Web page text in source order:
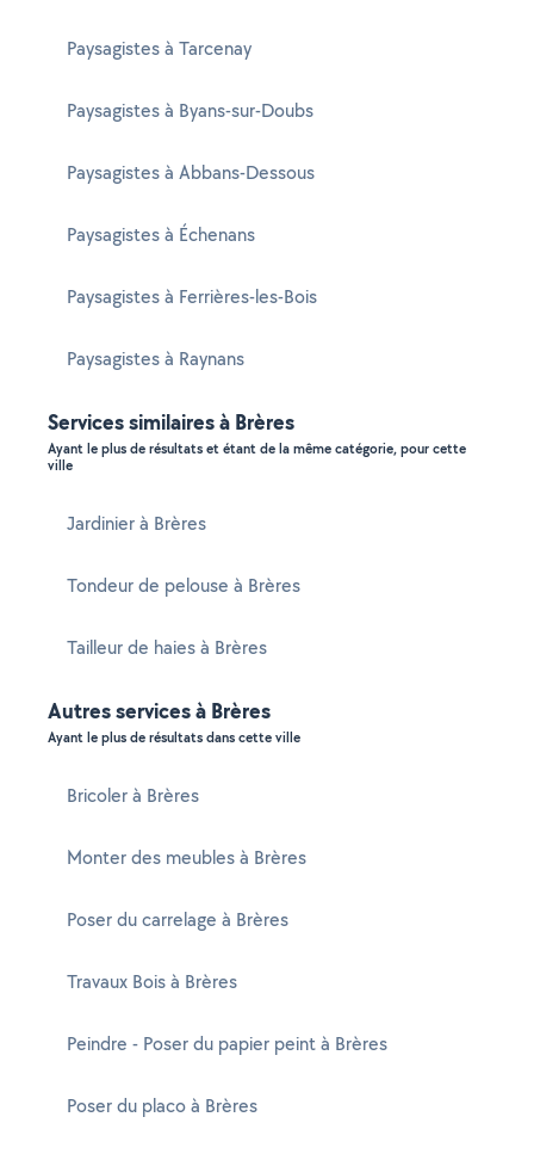
Paysagistes à Tarcenay
Paysagistes à Byans-sur-Doubs
Paysagistes à Abbans-Dessous
Paysagistes à Échenans
Paysagistes à Ferrières-les-Bois
Paysagistes à Raynans
Services similaires à Brères
Ayant le plus de résultats et étant de la même catégorie, pour cette
ville
Jardinier à Brères
Tondeur de pelouse à Brères
Tailleur de haies à Brères
Autres services à Brères
Ayant le plus de résultats dans cette ville
Bricoler à Brères
Monter des meubles à Brères
Poser du carrelage à Brères
Travaux Bois à Brères
Peindre - Poser du papier peint à Brères
Poser du placo à Brères